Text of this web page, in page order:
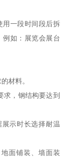
用一段时间段后拆
例如：展览会展台
材料。
求，钢结构要达到
示时长选择耐温
面铺装、墙面装